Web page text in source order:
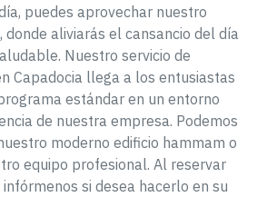
puedes aprovechar nuestro
donde aliviarás el cansancio del día
Nuestro servicio de
Capadocia llega a los entusiastas
estándar en un entorno
de nuestra empresa. Podemos
moderno edificio hammam o
equipo profesional. Al reservar
si desea hacerlo en su